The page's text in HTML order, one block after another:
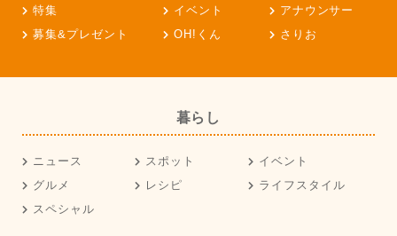
特集
イベント
アナウンサー
募集&プレゼント
OH!くん さりお
暮らし
ニュース スポット
イベント
グルメ
レシピ
ライフスタイル
スペシャル